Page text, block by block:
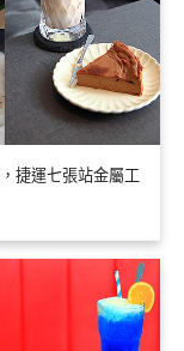
捷運七張站金屬工